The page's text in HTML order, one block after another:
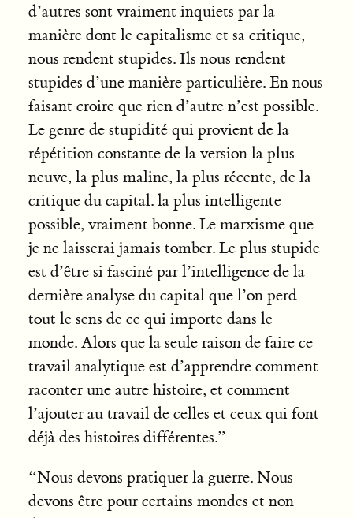
d’autres sont vraiment inquiets par la
manière dont le capitalisme et sa critique,
nous rendent stupides. Ils nous rendent
stupides d’une manière particulière. En nous
faisant croire que rien d’autre n’est possible.
Le genre de stupidité qui provient de la
répétition constante de la version la plus
neuve, la plus maline, la plus récente, de la
critique du capital. la plus intelligente
possible, vraiment bonne. Le marxisme que
je ne laisserai jamais tomber. Le plus stupide
est d’être si fasciné par l’intelligence de la
dernière analyse du capital que l’on perd
tout le sens de ce qui importe dans le
monde. Alors que la seule raison de faire ce
travail analytique est d’apprendre comment
raconter une autre histoire, et comment
l’ajouter au travail de celles et ceux qui font
déjà des histoires différentes.”
“Nous devons pratiquer la guerre. Nous
devons être pour certains mondes et non